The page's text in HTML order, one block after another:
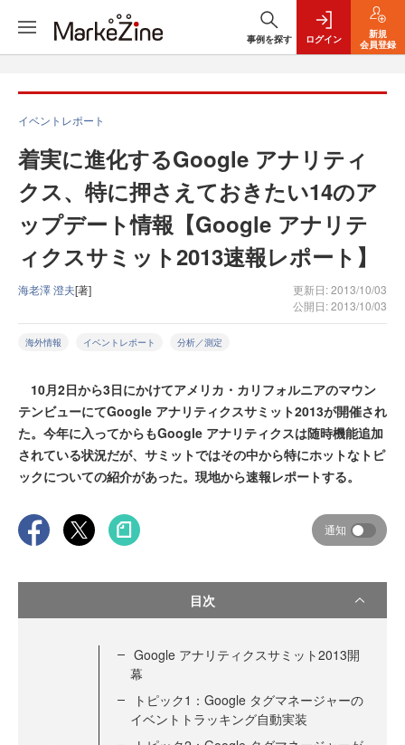
事例を探す ログイン
新規
会員登録
イベントレポート
着実に進化するGoogle アナリティ
クス、特に押さえておきたい14のア
ップデート情報【Google アナリテ
ィクスサミット2013速報レポート】
海老澤 澄夫[著]
更新日: 2013/10/03
公開日: 2013/10/03
海外情報 イベントレポート 分析／測定
10月2日から3日にかけてアメリカ・カリフォルニアのマウン
テンビューにてGoogle アナリティクスサミット2013が開催され
た。今年に入ってからもGoogle アナリティクスは随時機能追加
されている状況だが、サミットではその中から特にホットなトピ
ックについての紹介があった。現地から速報レポートする。
通知
目次
Google アナリティクスサミット2013開
幕
トピック1：Google タグマネージャーの
イベントトラッキング自動実装